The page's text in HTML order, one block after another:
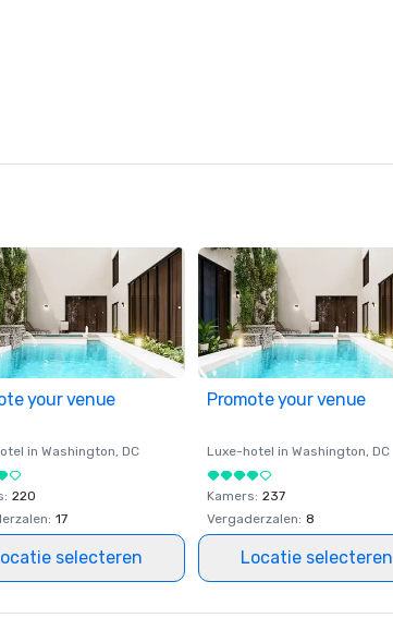
your venue
in Washington, DC
: 220
: 17
selecteren
Promote your venue
Luxe-hotel in Washington, DC
Kamers: 237
Vergaderzalen: 8
Locatie selecteren